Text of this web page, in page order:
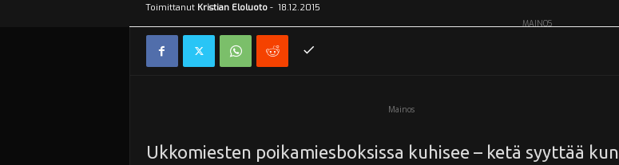
.
MAINOS
Toimittanut Kristian Eloluoto- 18.12.2015
Mainos
Ukkomiesten poikamiesboksissa kuhisee – ketä syyttää kun